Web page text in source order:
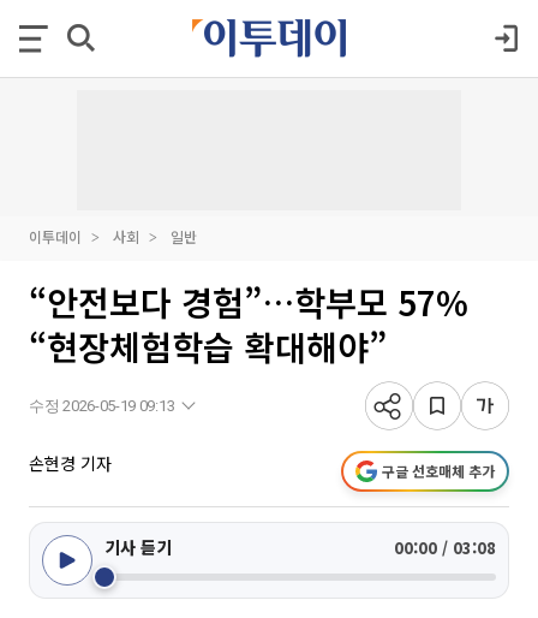
이투데이 사회 일반
“안전보다 경험”…학부모 57%
“현장체험학습 확대해야”
수정 2026-05-19 09:13
손현경 기자 구글 선호매체 추가
기사 듣기 00:00 / 03:08